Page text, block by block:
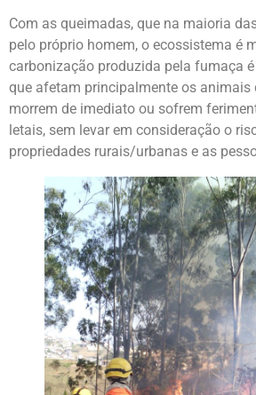
Com as queimadas, que na maioria
pelo próprio homem, o ecossistema é
carbonização produzida pela fumaça
que afetam principalmente os animais
morrem de imediato ou sofrem
letais, sem levar em consideração o
propriedades rurais/urbanas e as